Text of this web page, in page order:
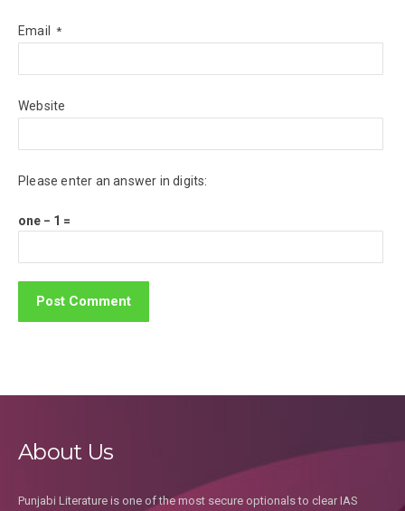
Email *
Website
Please enter an answer in digits:
one − 1 =
About Us
Punjabi Literature is one of the most secure optionals to clear IAS